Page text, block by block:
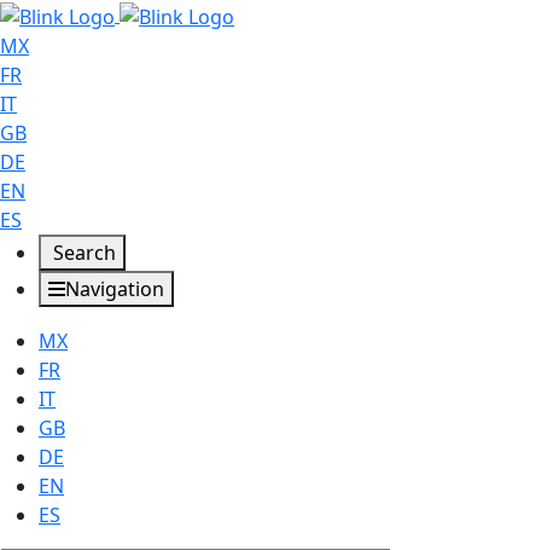
MX
FR
IT
GB
DE
EN
ES
Search
Navigation
MX
FR
IT
GB
DE
EN
ES